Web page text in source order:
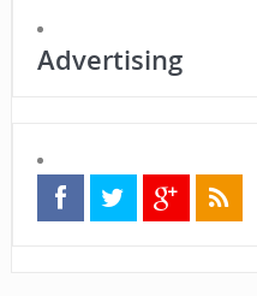
Advertising